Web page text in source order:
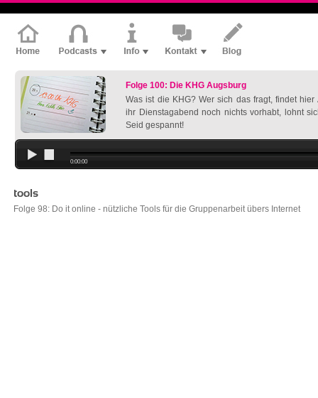
Folge 100: Die KHG Augsburg
Was ist die KHG? Wer sich das fragt, findet hier
ihr Dienstagabend noch nichts vorhabt, lohnt
Seid gespannt!
0:00:00
tools
Folge 98: Do it online - nützliche Tools für die Gruppenarbeit übers Internet